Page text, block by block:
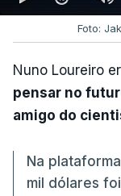
Foto:
Nuno Loureiro
pensar no
amigo do
Na
mil dólares